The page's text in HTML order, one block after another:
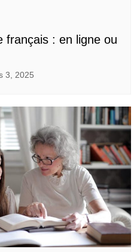
français : en ligne ou
3, 2025